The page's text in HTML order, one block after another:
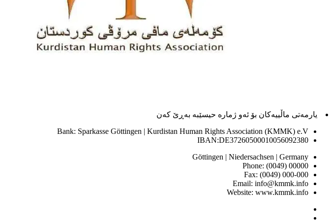
یارمەتی ماڵییەکان بۆ ئەو ژماره حیسێبە بەڕێ کەن
Bank: Sparkasse Göttingen | Kurdistan Human Rights Association (KMMK) e.V
IBAN:DE37260500010056092380
Göttingen | Niedersachsen | Germany
Phone: (0049) 00000
Fax: (0049) 000-000
Email: info@kmmk.info
Website: www.kmmk.info